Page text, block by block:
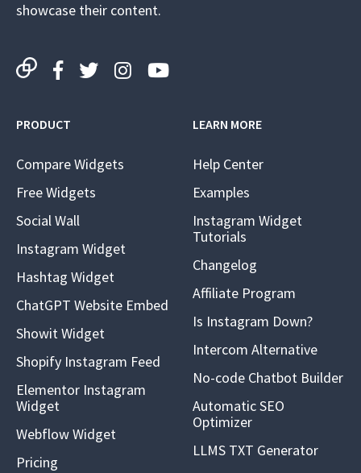
showcase their content.
PRODUCT
Compare Widgets
Free Widgets
Social Wall
Instagram Widget
Hashtag Widget
ChatGPT Website Embed
Showit Widget
Shopify Instagram Feed
Elementor Instagram
Widget
Webflow Widget
Pricing
LEARN MORE
Help Center
Examples
Instagram Widget
Tutorials
Changelog
Affiliate Program
Is Instagram Down?
Intercom Alternative
No-code Chatbot Builder
Automatic SEO
Optimizer
LLMS TXT Generator